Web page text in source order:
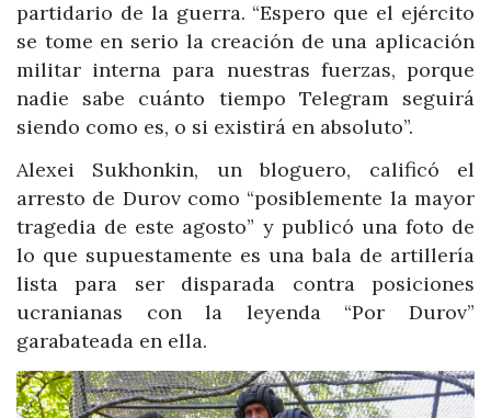
partidario de la guerra. “Espero que el ejército
se tome en serio la creación de una aplicación
militar interna para nuestras fuerzas, porque
nadie sabe cuánto tiempo Telegram seguirá
siendo como es, o si existirá en absoluto”.
Alexei Sukhonkin, un bloguero, calificó el
arresto de Durov como “posiblemente la mayor
tragedia de este agosto” y publicó una foto de
lo que supuestamente es una bala de artillería
lista para ser disparada contra posiciones
ucranianas con la leyenda “Por Durov”
garabateada en ella.